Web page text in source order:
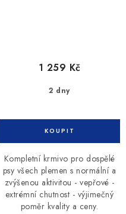
2 dny
1 259 Kč
Kompletní krmivo pro dospělé
psy všech plemen s normální a
zvýšenou aktivitou - vepřové -
extrémní chutnost - výjimečný
poměr kvality a ceny.